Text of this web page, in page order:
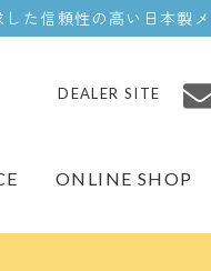
た信頼性の高い日本製メ
DEALER SITE
ONLINE SHOP